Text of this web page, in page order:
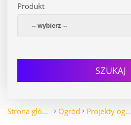
Produkt
SZUKAJ
Strona główna Ogród Projekty ogrodów